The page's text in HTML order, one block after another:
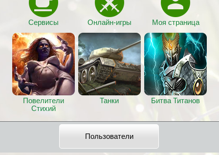
Сервисы Онлайн-игры Моя страница
Повелители
Стихий
Танки Битва Титанов
Пользователи